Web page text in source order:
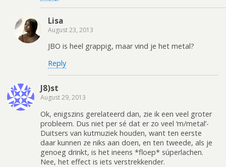
Lisa
August 23, 2013
JBO is heel grappig, maar vind je het metal?
Reply
J8)st
August 29, 2013
Ok, enigszins gerelateerd dan, zie ik een veel groter
probleem. Dus niet per sé dat er zo veel ‘m/metal’-
Duitsers van kutmuziek houden, want ten eerste
daar kunnen ze niks aan doen, en ten tweede, als je
genoeg drinkt, is het ineens *floep* súperlachen.
Nee, het effect is iets verstrekkender.